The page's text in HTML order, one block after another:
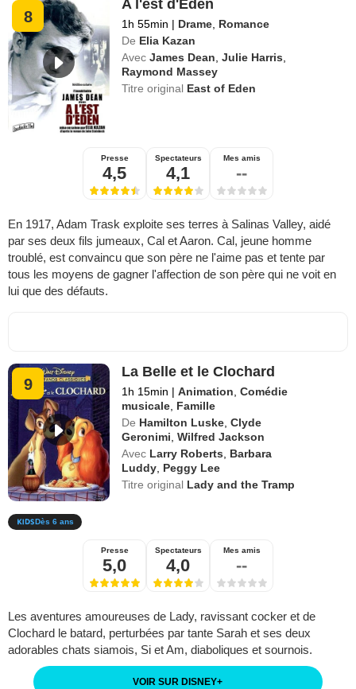
8
A l'est d'Eden
1h 55min | Drame Romance
De Elia Kazan
Avec James Dean ,Julie Harris
Raymond Massey
Titre original East of Eden
Presse
4,5
Spectateurs
4,1
Mes amis
--
En 1917, Adam Trask exploite ses terres à Salinas Valley, aidé
par ses deux fils jumeaux, Cal et Aaron. Cal, jeune homme
troublé, est convaincu que son père ne l'aime pas et tente par
tous les moyens de gagner l'affection de son père qui ne voit en
lui que des défauts.
9
La Belle et le Clochard
1h 15min | Animation ,Comédie
musicale Famille
De Hamilton Luske ,Clyde
Geronimi ,Wilfred Jackson
Avec Larry Roberts
Barbara
Luddy Peggy Lee
Titre original Lady and the Tramp
Dès 6 ans
Presse
5,0
Spectateurs
4,0
Mes amis
--
Les aventures amoureuses de Lady, ravissant cocker et de
Clochard le batard, perturbées par tante Sarah et ses deux
adorables chats siamois, Si et Am, diaboliques et sournois.
VOIR SUR DISNEY+